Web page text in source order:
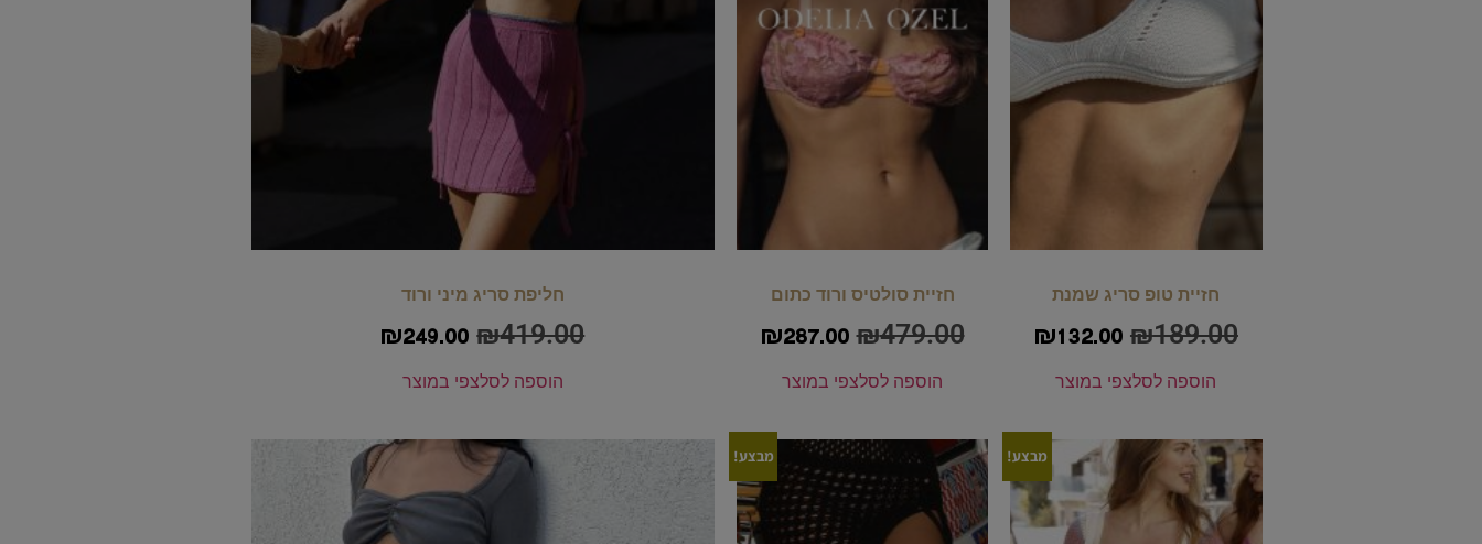
חזיית טופ סריג שמנת
₪189.00
₪132.00
הוספה לסלצפי במוצר
חזיית סולטיס ורוד כתום
₪479.00
₪287.00
הוספה לסלצפי במוצר
חליפת סריג מיני ורוד
₪419.00
₪249.00
הוספה לסלצפי במוצר
מבצע! מבצע!